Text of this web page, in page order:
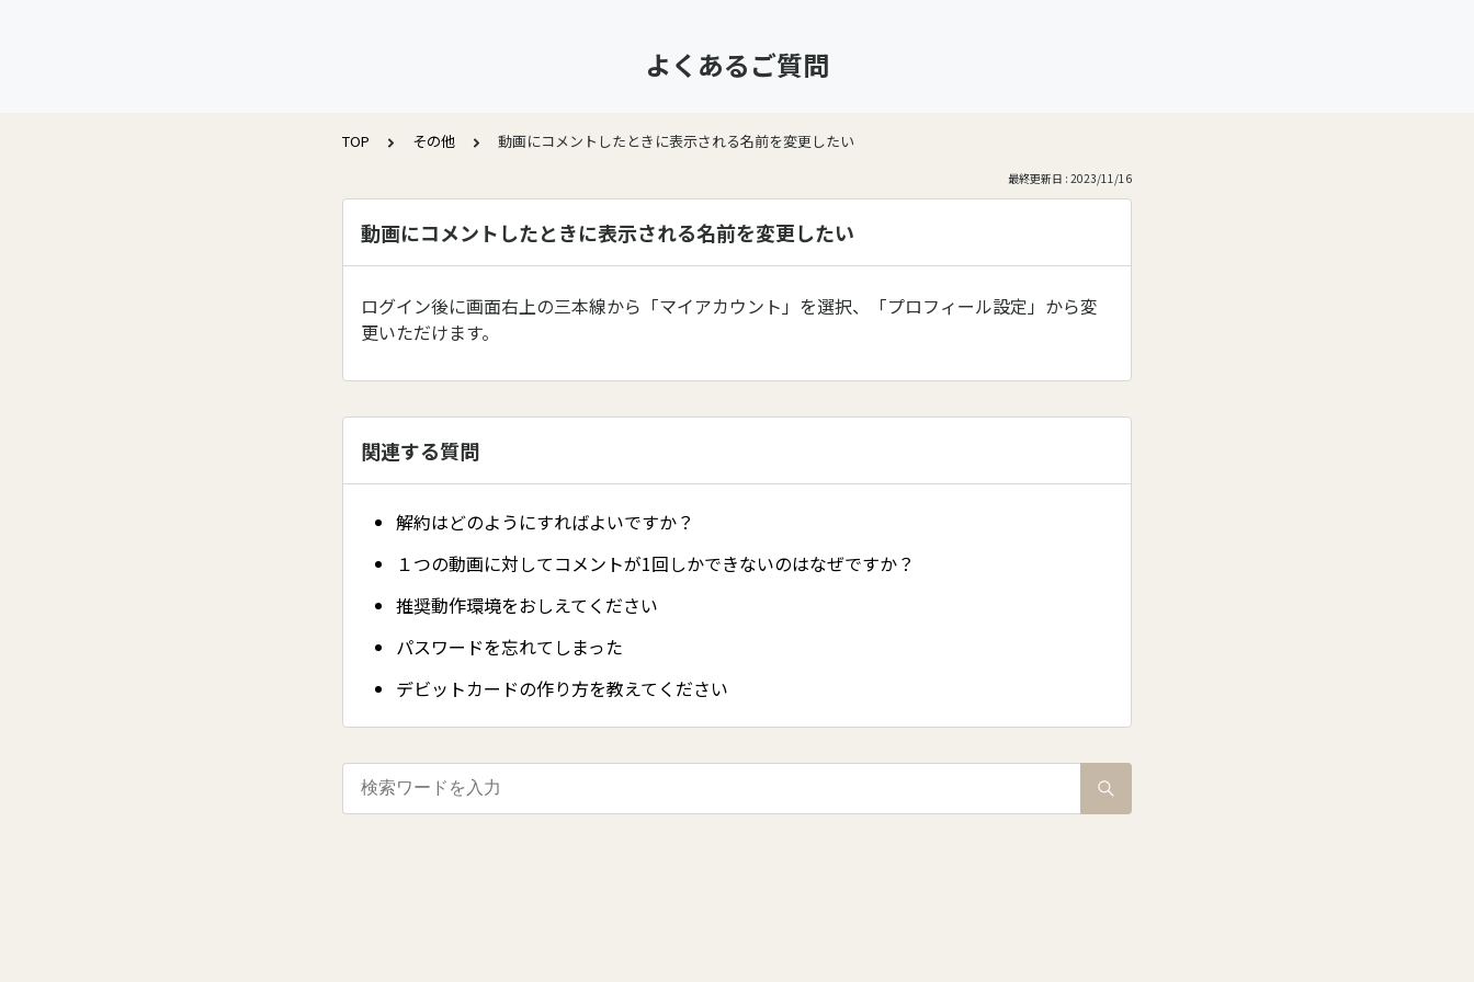
よくあるご質問
TOP その他 動画にコメントしたときに表示される名前を変更したい
最終更新日 : 2023/11/16
動画にコメントしたときに表示される名前を変更したい
ログイン後に画面右上の三本線から「マイアカウント」を選択、「プロフィール設定」から変
更いただけます。
関連する質問
解約はどのようにすればよいですか？
１つの動画に対してコメントが1回しかできないのはなぜですか？
推奨動作環境をおしえてください
パスワードを忘れてしまった
デビットカードの作り方を教えてください